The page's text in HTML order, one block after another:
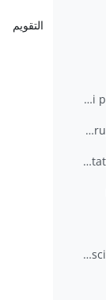
التقويم
Istruzioni per la prova scritta a distanza
Indicazioni, gruppi e orari esame 21 ottobre
risultati esame 21 Ottobre 2022 ALL
L'unità della scienza come problema sociale